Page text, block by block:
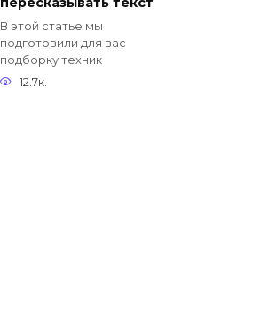
пересказывать текст
В этой статье мы
подготовили для вас
подборку техник
12.7к.